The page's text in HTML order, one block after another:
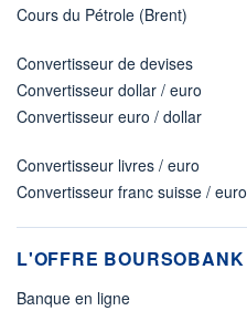
Cours du Pétrole (Brent)
Convertisseur de devises
Convertisseur dollar / euro
Convertisseur euro / dollar
Convertisseur livres / euro
Convertisseur franc suisse / euro
L'OFFRE BOURSOBANK
Banque en ligne